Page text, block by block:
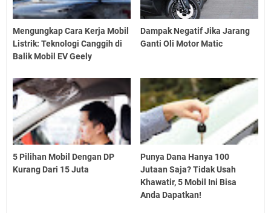
Mengungkap Cara Kerja Mobil
Listrik: Teknologi Canggih di
Balik Mobil EV Geely
Dampak Negatif Jika Jarang
Ganti Oli Motor Matic
5 Pilihan Mobil Dengan DP
Kurang Dari 15 Juta
Punya Dana Hanya 100
Jutaan Saja? Tidak Usah
Khawatir, 5 Mobil Ini Bisa
Anda Dapatkan!